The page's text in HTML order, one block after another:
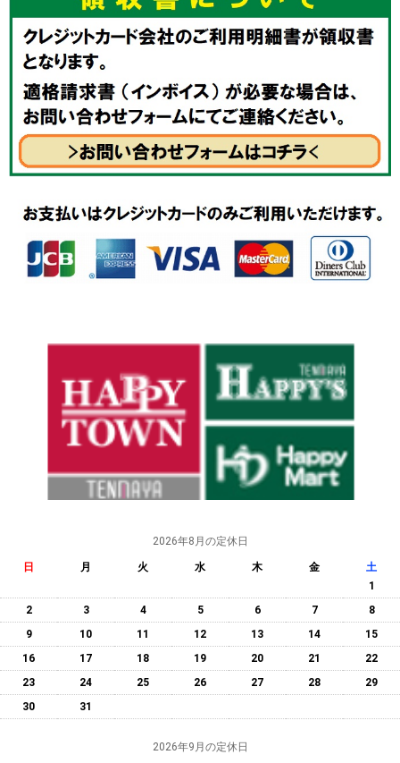
2026年8月の定休日
日 月 火 水 木 金
土
1
2
3 4 5 6 7
8
9
10 11 12 13 14
15
16
17 18 19 20 21
22
23
24 25 26 27 28
29
30
31
2026年9月の定休日